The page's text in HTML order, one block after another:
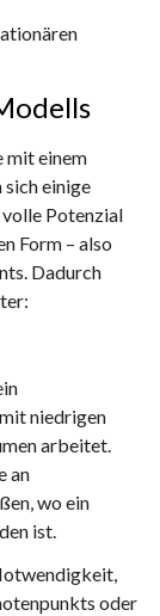
mit einem
sich einige
Potenzial
Form – also
Dadurch
niedrigen
arbeitet.
an
wo ein
ist.
oder